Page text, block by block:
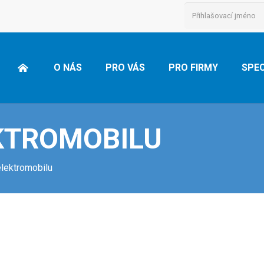
O NÁS PRO VÁS PRO FIRMY